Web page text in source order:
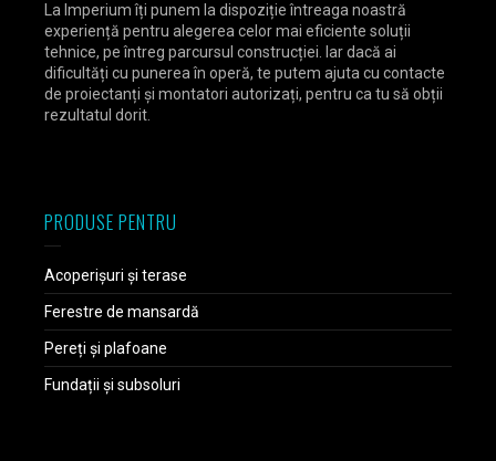
La Imperium îți punem la dispoziție întreaga noastră
experiență pentru alegerea celor mai eficiente soluții
tehnice, pe întreg parcursul construcției. Iar dacă ai
dificultăți cu punerea în operă, te putem ajuta cu contacte
de proiectanți și montatori autorizați, pentru ca tu să obții
rezultatul dorit.
PRODUSE PENTRU
Acoperișuri și terase
Ferestre de mansardă
Pereți și plafoane
Fundații și subsoluri